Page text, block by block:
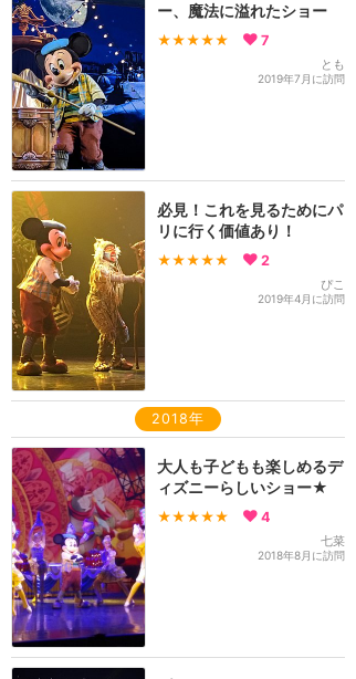
ー、魔法に溢れたショー
★★★★★ 7
とも
2019年7月に訪問
必見！これを見るためにパ
リに行く価値あり！
★★★★★ 2
ぴこ
2019年4月に訪問
2018年
大人も子どもも楽しめるデ
ィズニーらしいショー★
★★★★★ 4
七菜
2018年8月に訪問